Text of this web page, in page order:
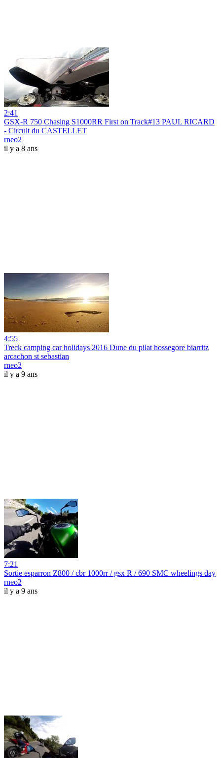
2:41
GSX-R 750 Chasing S1000RR First on Track#13 PAUL RICARD
- Circuit du CASTELLET
rneo2
il y a 8 ans
4:55
Treck camping car holidays 2016 Dune du pilat hossegore biarritz
arcachon st sebastian
rneo2
il y a 9 ans
7:21
Sortie esparron Z800 / cbr 1000rr / gsx R / 690 SMC wheelings day
rneo2
il y a 9 ans